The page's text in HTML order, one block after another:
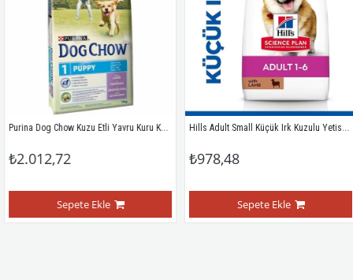
Purina Dog Chow Kuzu Etli Yavru Kuru Köpek Maması 14 Kg
Sepete Ekle
Hills Adult Small Küçük Irk Kuzulu Yetiskin Köpek Mamasi 1,5 Kg
₺978,48
Sepete Ekle